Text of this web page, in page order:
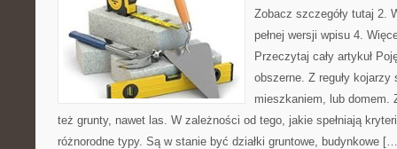
Zobacz szczegóły tutaj 2.
pełnej wersji wpisu 4.
Przeczytaj cały artykuł
obszerne. Z reguły
mieszkaniem, lub domem.
też grunty, nawet las. W zależności od tego, jakie spełniają
różnorodne typy. Są w stanie być działki gruntowe, budynkowe